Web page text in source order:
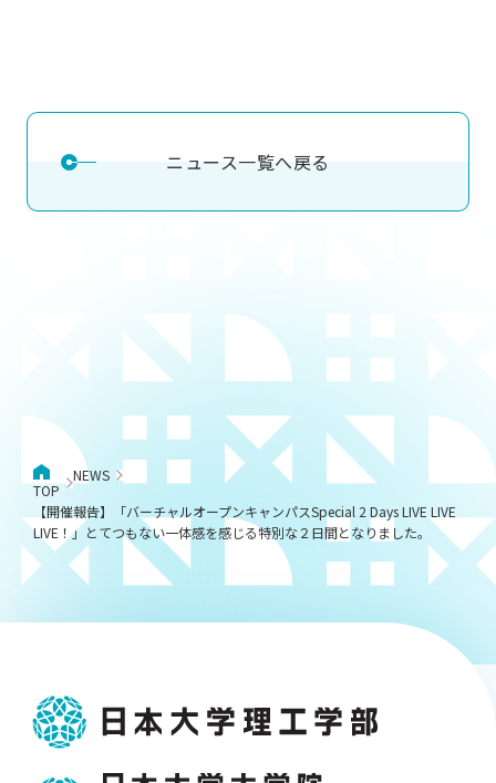
ニュース一覧へ戻る
TOP
NEWS
【開催報告】「バーチャルオープンキャンパスSpecial 2 Days LIVE LIVE
LIVE！」とてつもない一体感を感じる特別な２日間となりました。